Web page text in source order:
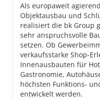
Als europaweit
Objektausbau und
realisiert die bk Group
sehr anspruchsvolle
setzen. Ob
verkaufsstarke Shop-
Innenausbauten für
Gastronomie,
höchsten Funktions-
entwickelt werden.